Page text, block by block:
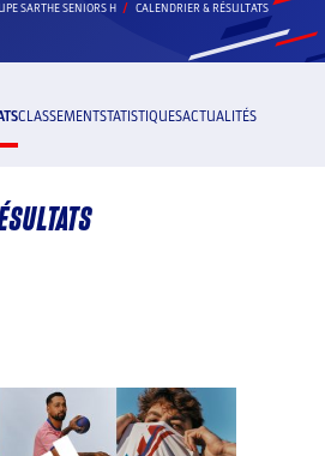
SARTHE SENIORS H CALENDRIER & RÉSULTATS
CLASSEMENTSTATISTIQUESACTUALITÉS